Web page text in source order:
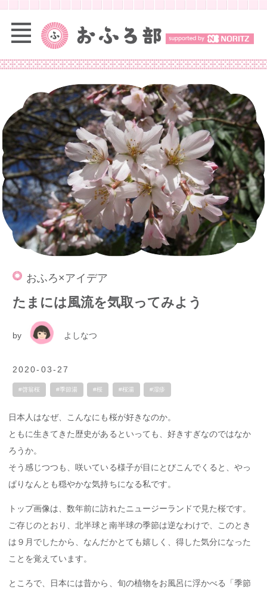
おふろ×アイデア
たまには風流を気取ってみよう
by よしなつ
2020-03-27
#啓翁桜 #季節湯 #桜 #桜湯 #湿疹
日本人はなぜ、こんなにも桜が好きなのか。
ともに生きてきた歴史があるといっても、好きすぎなのではなか
ろうか。
そう感じつつも、咲いている様子が目にとびこんでくると、やっ
ぱりなんとも穏やかな気持ちになる私です。
トップ画像は、数年前に訪れたニュージーランドで見た桜です。
ご存じのとおり、北半球と南半球の季節は逆なわけで、このとき
は９月でしたから、なんだかとても嬉しく、得した気分になった
ことを覚えています。
ところで、日本には昔から、旬の植物をお風呂に浮かべる「季節